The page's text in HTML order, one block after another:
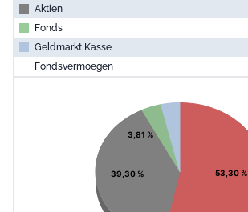
Aktien
Fonds
Geldmarkt Kasse
Fondsvermoegen
Pie chart with 4 slices.
View as data table, Chart
53,30 %
39,30 %
3,81 %